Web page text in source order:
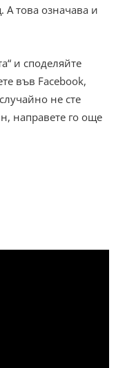
А това означава и
и споделяйте
във Facebook,
не сте
направете го още